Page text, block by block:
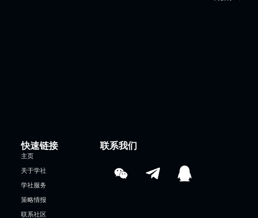
快速链接
主页
关于学社
学社服务
策略情报
联系社区
联系我们